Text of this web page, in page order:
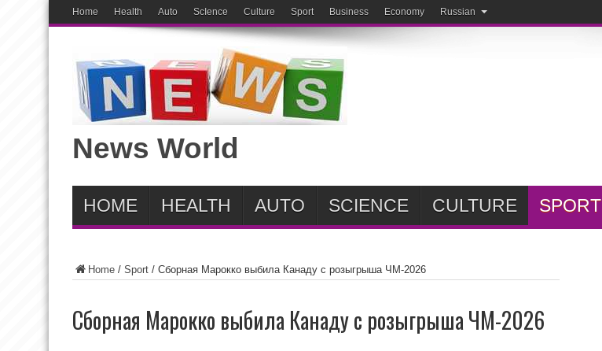
Home Health Auto ScIence Culture Sport Business Economy Russian
News World
HOME HEALTH AUTO SCIENCE CULTURE SPORT
Home / Sport / Сборная Марокко выбила Канаду с розыгрыша ЧМ-2026
Сборная Марокко выбила Канаду с розыгрыша ЧМ-2026